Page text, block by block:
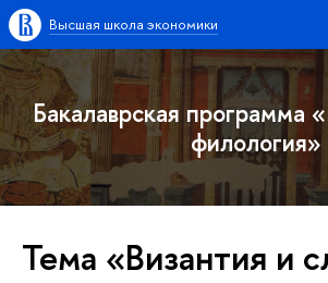
Высшая школа экономики
Бакалаврская программа
филология»
Тема «Византия и